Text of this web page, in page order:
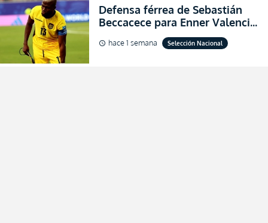
Defensa férrea de Sebastián
Beccacece para Enner Valencia
al indicar que era el hombre
indicado para Ecuador
schedule hace 1 semana Selección Nacional